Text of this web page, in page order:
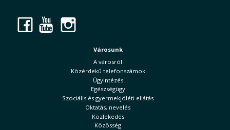
Facebook
YouTube
Városunk
A városról
Közérdekű telefonszámok
Ügyintézés
Egészségügy
Szociális és gyermekjóléti ellátás
Oktatás, nevelés
Közlekedés
Közösség